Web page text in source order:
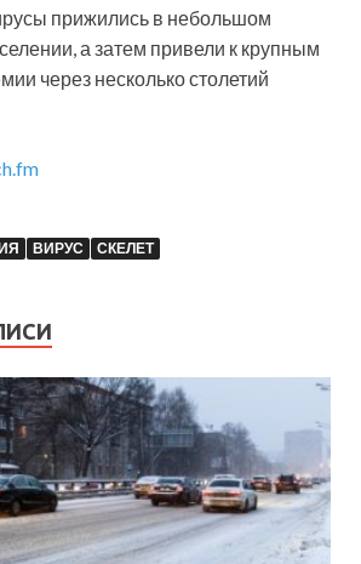
прижились в небольшом
а затем привели к крупным
через несколько столетий
ВИРУС СКЕЛЕТ